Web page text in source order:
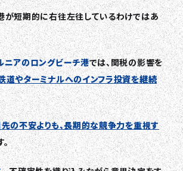
が短期的に右往左往しているわけではあ
ニアのロングビーチ港では、関税の影響を
道やターミナルへのインフラ投資を継続
先の不安よりも、長期的な競争力を重視す